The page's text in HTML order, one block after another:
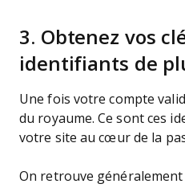
3. Obtenez vos
identifiants de
Une fois votre compte
du royaume. Ce sont ces
votre site au cœur de la
On retrouve